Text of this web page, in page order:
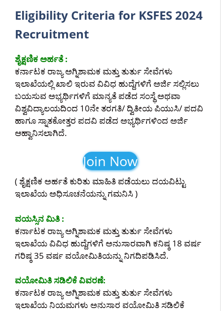
Eligibility Criteria for KSFES 2024
Recruitment
ಶೈಕ್ಷಣಿಕ ಅರ್ಹತೆ :
ಕರ್ನಾಟಕ ರಾಜ್ಯ ಅಗ್ನಿಶಾಮಕ ಮತ್ತು ತುರ್ತು ಸೇವೆಗಳು
ಇಲಾಖೆಯಲ್ಲಿ ಖಾಲಿ ಇರುವ ವಿವಿಧ ಹುದ್ದೆಗಳಿಗೆ ಅರ್ಜಿ ಸಲ್ಲಿಸಲು
ಬಯಸುವ ಅಭ್ಯರ್ಥಿಗಳಿಗೆ ಮಾನ್ಯತೆ ಪಡೆದ ಸಂಸ್ಥೆ ಅಥವಾ
ವಿಶ್ವವಿದ್ಯಾಲಯದಿಂದ 10ನೇ ತರಗತಿ/ ದ್ವಿತೀಯ ಪಿಯುಸಿ/ ಪದವಿ
ಹಾಗೂ ಸ್ನಾತಕೋತ್ತರ ಪದವಿ ಪಡೆದ ಅಭ್ಯರ್ಥಿಗಳಿಂದ ಅರ್ಜಿ
ಆಹ್ವಾನಿಸಲಾಗಿದೆ.
Join Now
( ಶೈಕ್ಷಣಿಕ ಅರ್ಹತೆ ಕುರಿತು ಮಾಹಿತಿ ಪಡೆಯಲು ದಯವಿಟ್ಟು
ಇಲಾಖೆಯ ಅಧಿಸೂಚನೆಯನ್ನು ಗಮನಿಸಿ )
ವಯಸ್ಸಿನ ಮಿತಿ :
ಕರ್ನಾಟಕ ರಾಜ್ಯ ಅಗ್ನಿಶಾಮಕ ಮತ್ತು ತುರ್ತು ಸೇವೆಗಳು
ಇಲಾಖೆಯ ವಿವಿಧ ಹುದ್ದೆಗಳಿಗೆ ಅನುಸಾರವಾಗಿ ಕನಿಷ್ಠ 18 ವರ್ಷ
ಗರಿಷ್ಠ 35 ವರ್ಷ ವಯೋಮಿತಿಯನ್ನು ನಿಗದಿಪಡಿಸಿದೆ.
ವಯೋಮಿತಿ ಸಡಿಲಿಕೆ ವಿವರಣೆ:
ಕರ್ನಾಟಕ ರಾಜ್ಯ ಅಗ್ನಿಶಾಮಕ ಮತ್ತು ತುರ್ತು ಸೇವೆಗಳು
ಇಲಾಖೆಯ ನಿಯಮಗಳು ಅನುಸಾರ ವಯೋಮಿತಿ ಸಡಿಲಿಕೆ